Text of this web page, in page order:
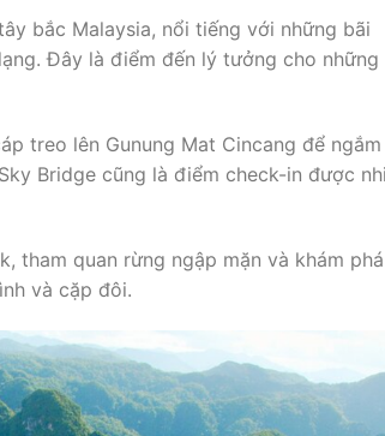
bắc Malaysia, nổi tiếng với những bãi
Đây là điểm đến lý tưởng cho những
treo lên Gunung Mat Cincang để ngắm
Bridge cũng là điểm check-in được
tham quan rừng ngập mặn và khám phá
và cặp đôi.